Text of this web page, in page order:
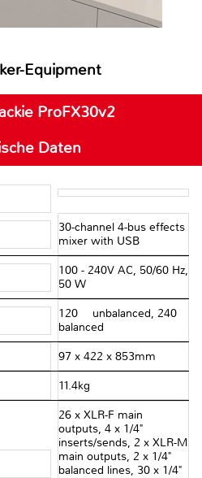
Equipment
ProFX30v2
Daten
30-channel 4-bus effects
mixer with USB
100 - 240V AC, 50/60 Hz,
50 W
120 Ω unbalanced, 240 Ω
balanced
97 x 422 x 853mm
11.4kg
26 x XLR-F main
outputs, 4 x 1/4"
inserts/sends, 2 x XLR-M
main outputs, 2 x 1/4"
balanced lines, 30 x 1/4"